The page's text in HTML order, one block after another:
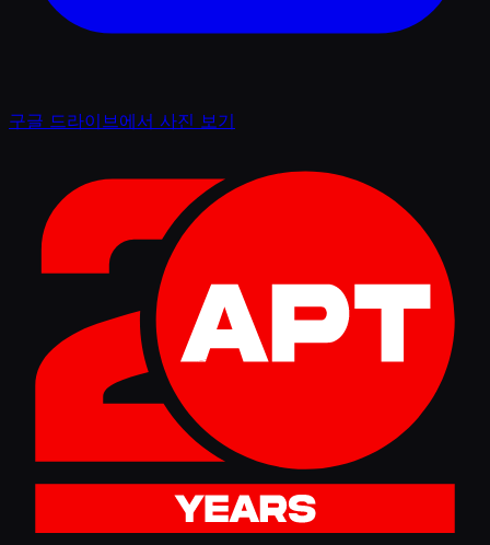
구글 드라이브에서 사진 보기